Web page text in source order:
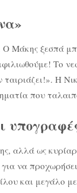
Μάκης ξεσπά
Το
Η
που
αλλά ως
να
και μεγάλο